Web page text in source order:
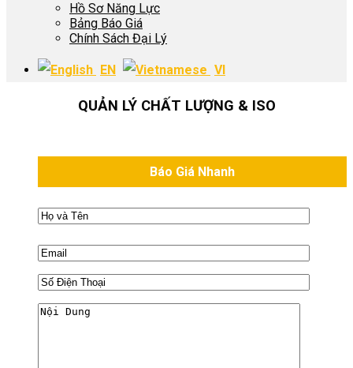
Hồ Sơ Năng Lực
Bảng Báo Giá
Chính Sách Đại Lý
EN VI
QUẢN LÝ CHẤT LƯỢNG & ISO
Báo Giá Nhanh